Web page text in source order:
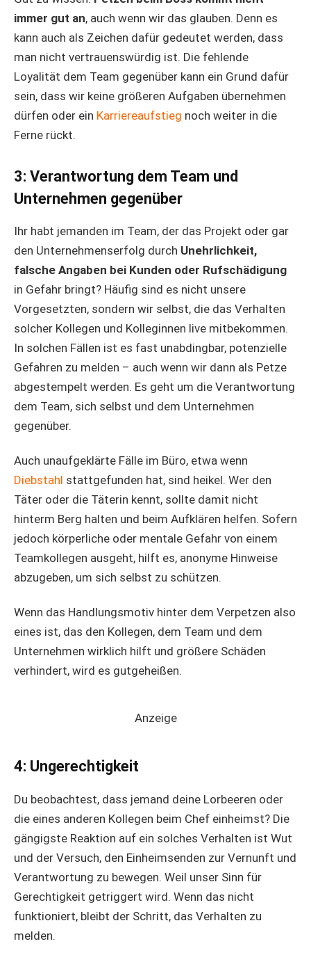
immer gut an, auch wenn wir das glauben. Denn es
kann auch als Zeichen dafür gedeutet werden, dass
man nicht vertrauenswürdig ist. Die fehlende
Loyalität dem Team gegenüber kann ein Grund dafür
sein, dass wir keine größeren Aufgaben übernehmen
dürfen oder ein Karriereaufstieg noch weiter in die
Ferne rückt.
3: Verantwortung dem Team und
Unternehmen gegenüber
Ihr habt jemanden im Team, der das Projekt oder gar
den Unternehmenserfolg durch Unehrlichkeit,
falsche Angaben bei Kunden oder Rufschädigung
in Gefahr bringt? Häufig sind es nicht unsere
Vorgesetzten, sondern wir selbst, die das Verhalten
solcher Kollegen und Kolleginnen live mitbekommen.
In solchen Fällen ist es fast unabdingbar, potenzielle
Gefahren zu melden – auch wenn wir dann als Petze
abgestempelt werden. Es geht um die Verantwortung
dem Team, sich selbst und dem Unternehmen
gegenüber.
Auch unaufgeklärte Fälle im Büro, etwa wenn
Diebstahl stattgefunden hat, sind heikel. Wer den
Täter oder die Täterin kennt, sollte damit nicht
hinterm Berg halten und beim Aufklären helfen. Sofern
jedoch körperliche oder mentale Gefahr von einem
Teamkollegen ausgeht, hilft es, anonyme Hinweise
abzugeben, um sich selbst zu schützen.
Wenn das Handlungsmotiv hinter dem Verpetzen also
eines ist, das den Kollegen, dem Team und dem
Unternehmen wirklich hilft und größere Schäden
verhindert, wird es gutgeheißen.
Anzeige
4: Ungerechtigkeit
Du beobachtest, dass jemand deine Lorbeeren oder
die eines anderen Kollegen beim Chef einheimst? Die
gängigste Reaktion auf ein solches Verhalten ist Wut
und der Versuch, den Einheimsenden zur Vernunft und
Verantwortung zu bewegen. Weil unser Sinn für
Gerechtigkeit getriggert wird. Wenn das nicht
funktioniert, bleibt der Schritt, das Verhalten zu
melden.